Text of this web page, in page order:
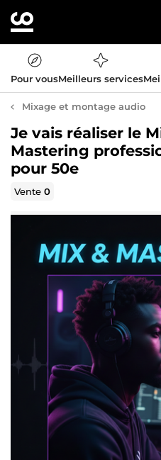
Pour vousMeilleurs services
Mixage et montage audio
Je vais réaliser le
Mastering
pour 50e
Vente0